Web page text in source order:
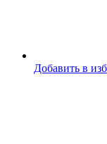
Добавить в